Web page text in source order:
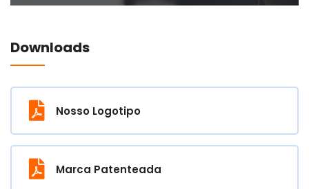
Downloads
Nosso Logotipo
Marca Patenteada